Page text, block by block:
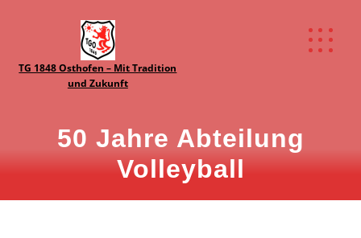
TG 1848 Osthofen – Mit Tradition
und Zukunft
50 Jahre Abteilung
Volleyball